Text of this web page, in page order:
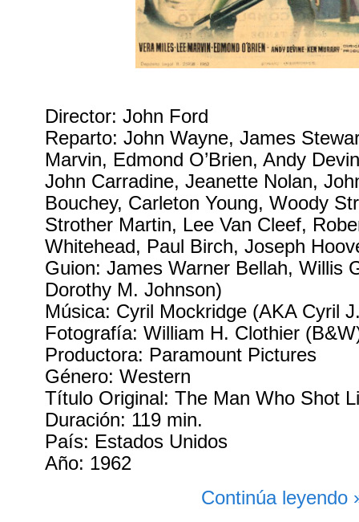
Director: John Ford
Reparto: John Wayne, James
Marvin, Edmond O’Brien, Andy
John Carradine, Jeanette Nolan,
Bouchey, Carleton Young, Woody
Strother Martin, Lee Van Cleef,
Whitehead, Paul Birch, Joseph
Guion: James Warner Bellah, Willis
Dorothy M. Johnson)
Música: Cyril Mockridge (AKA Cyril
Fotografía: William H. Clothier
Productora: Paramount Pictures
Género: Western
Título Original: The Man Who Shot
Duración: 119 min.
País: Estados Unidos
Año: 1962
Continúa leyendo